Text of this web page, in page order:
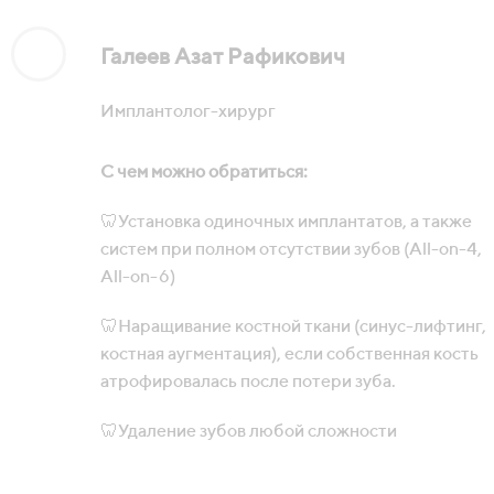
Галеев Азат Рафикович
Имплантолог-хирург
С чем можно обратиться:
🦷Установка одиночных имплантатов, а также
систем при полном отсутствии зубов (All-on-4,
All-on-6)
🦷Наращивание костной ткани (синус-лифтинг,
костная аугментация), если собственная кость
атрофировалась после потери зуба.
🦷Удаление зубов любой сложности